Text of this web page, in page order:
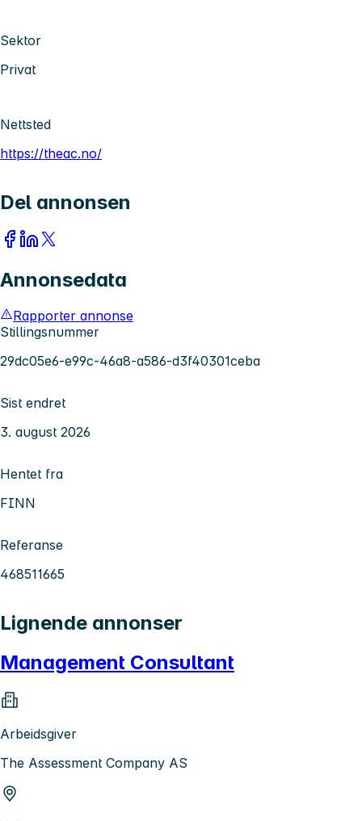
Sektor
Privat
Nettsted
https://theac.no/
Del annonsen
Annonsedata
Rapporter annonse
Stillingsnummer
29dc05e6-e99c-46a8-a586-d3f40301ceba
Sist endret
3. august 2026
Hentet fra
FINN
Referanse
468511665
Lignende annonser
Management Consultant
Arbeidsgiver
The Assessment Company AS